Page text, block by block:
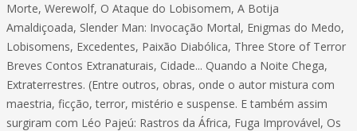
Morte, Werewolf, O Ataque do Lobisomem, A Botija
Amaldiçoada, Slender Man: Invocação Mortal, Enigmas do Medo,
Lobisomens, Excedentes, Paixão Diabólica, Three Store of Terror
Breves Contos Extranaturais, Cidade... Quando a Noite Chega,
Extraterrestres. (Entre outros, obras, onde o autor mistura com
maestria, ficção, terror, mistério e suspense. E também assim
surgiram com Léo Pajeú: Rastros da África, Fuga Improvável, Os